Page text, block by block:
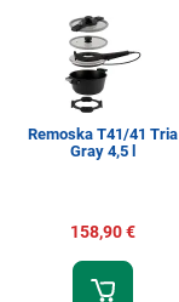
Remoska T41/41 Tria
Gray 4,5 l
158,90 €